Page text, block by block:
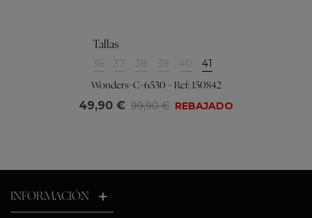
Tallas
36 37 38 39 40 41
Wonders-C-6530 - Ref: 150842
49,90 € 99,90 € REBAJADO
INFORMACIÓN